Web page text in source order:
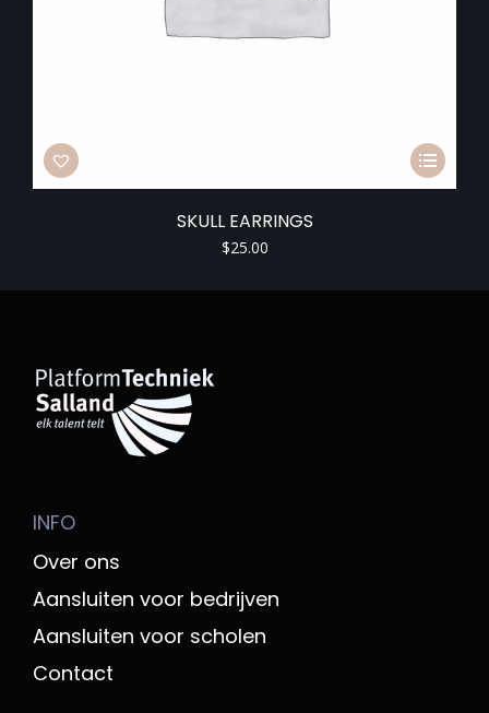
SKULL EARRINGS
$25.00
INFO
Over ons
Aansluiten voor bedrijven
Aansluiten voor scholen
Contact